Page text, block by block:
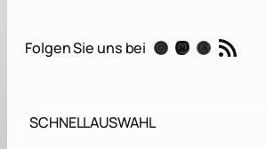
t
G
Folgen Sie uns bei Instagram Mastodon Threads RSS-Feed
SCHNELLAUSWAHL